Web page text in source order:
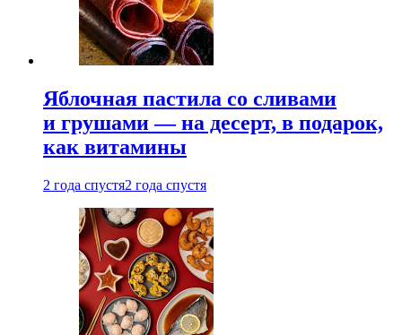
Яблочная пастила со сливами
и грушами — на десерт, в подарок,
как витамины
2 года спустя2 года спустя